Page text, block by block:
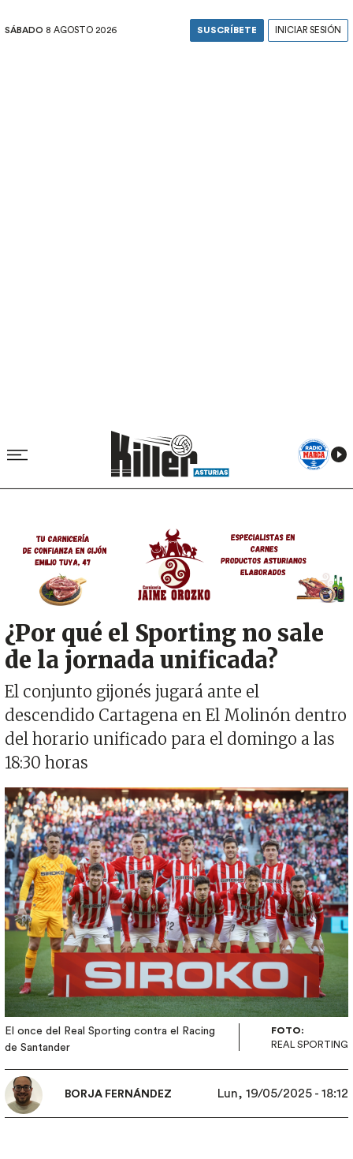
SÁBADO 8 AGOSTO 2026 SUSCRÍBETE INICIAR SESIÓN
Image
¿Por qué el Sporting no sale
de la jornada unificada?
El conjunto gijonés jugará ante el
descendido Cartagena en El Molinón dentro
del horario unificado para el domingo a las
18:30 horas
Imagen
El once del Real Sporting contra el Racing
de Santander
FOTO:
REAL SPORTING
BORJA FERNÁNDEZ Lun, 19/05/2025 - 18:12